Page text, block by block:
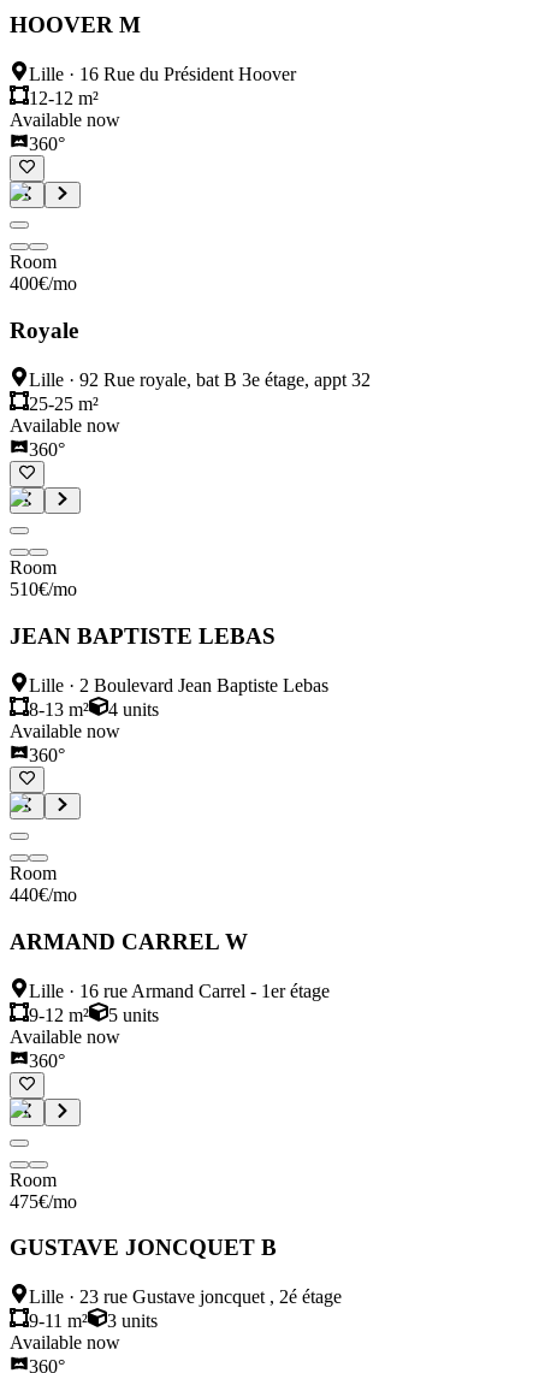
HOOVER M
Lille · 16 Rue du Président Hoover
12-12 m²
Available now
360°
Room
400€/mo
Royale
Lille · 92 Rue royale, bat B 3e étage, appt 32
25-25 m²
Available now
360°
Room
510€/mo
JEAN BAPTISTE LEBAS
Lille · 2 Boulevard Jean Baptiste Lebas
8-13 m²
4 units
Available now
360°
Room
440€/mo
ARMAND CARREL W
Lille · 16 rue Armand Carrel - 1er étage
9-12 m²
5 units
Available now
360°
Room
475€/mo
GUSTAVE JONCQUET B
Lille · 23 rue Gustave joncquet , 2é étage
9-11 m²
3 units
Available now
360°